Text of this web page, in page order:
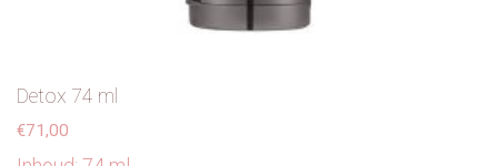
Detox 74 ml
€71,00